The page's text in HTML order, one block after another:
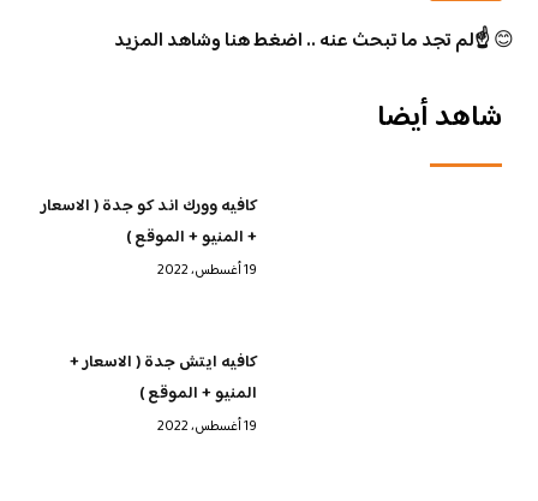
😊☝️لم تجد ما تبحث عنه .. اضغط هنا وشاهد المزيد
شاهد أيضا
كافيه وورك اند كو جدة ( الاسعار
+ المنيو + الموقع )
19 أغسطس، 2022
كافيه ايتش جدة ( الاسعار +
المنيو + الموقع )
19 أغسطس، 2022